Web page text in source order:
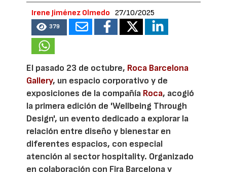
Irene Jiménez Olmedo 27/10/2025
379
El pasado 23 de octubre, Roca Barcelona
Gallery, un espacio corporativo y de
exposiciones de la compañía Roca, acogió
la primera edición de 'Wellbeing Through
Design', un evento dedicado a explorar la
relación entre diseño y bienestar en
diferentes espacios, con especial
atención al sector hospitality. Organizado
en colaboración con Fira Barcelona y